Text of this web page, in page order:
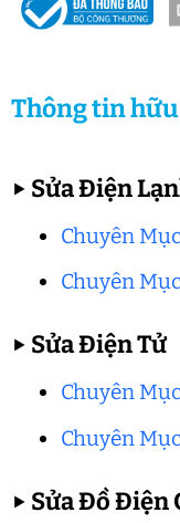
Thông tin
▶ Sửa Điện
Chuyên
Chuyên
▶ Sửa Điện Tử
Chuyên
Chuyên
▶ Sửa Đồ Điện